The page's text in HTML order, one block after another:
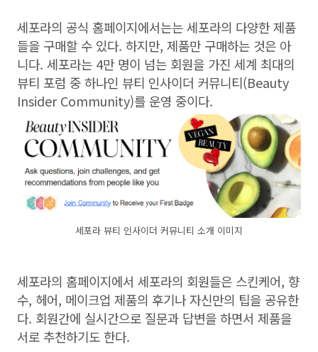
세포라의 공식 홈페이지에서는는 세포라의 다양한 제품
들을 구매할 수 있다. 하지만, 제품만 구매하는 것은 아
니다. 세포라는 4만 명이 넘는 회원을 가진 세계 최대의
뷰티 포럼 중 하나인 뷰티 인사이더 커뮤니티(Beauty
Insider Community)를 운영 중이다.
세포라 뷰티 인사이더 커뮤니티 소개 이미지
세포라의 홈페이지에서 세포라의 회원들은 스킨케어, 향
수, 헤어, 메이크업 제품의 후기나 자신만의 팁을 공유한
다. 회원간에 실시간으로 질문과 답변을 하면서 제품을
서로 추천하기도 한다.